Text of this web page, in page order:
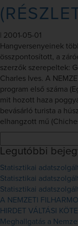
2001-05-01
Hangversenyeinek
összpontosított, a
szerzők szerepeltek:
Charles Ives. A
program első száma
mit hozott haza
bevásárló turista a
elhangzott mű
Legutóbbi
Statisztikai
Statisztikai
Statisztikai
A NEMZETI
HIRDET VÁLTÁSI
Meghallgatás a